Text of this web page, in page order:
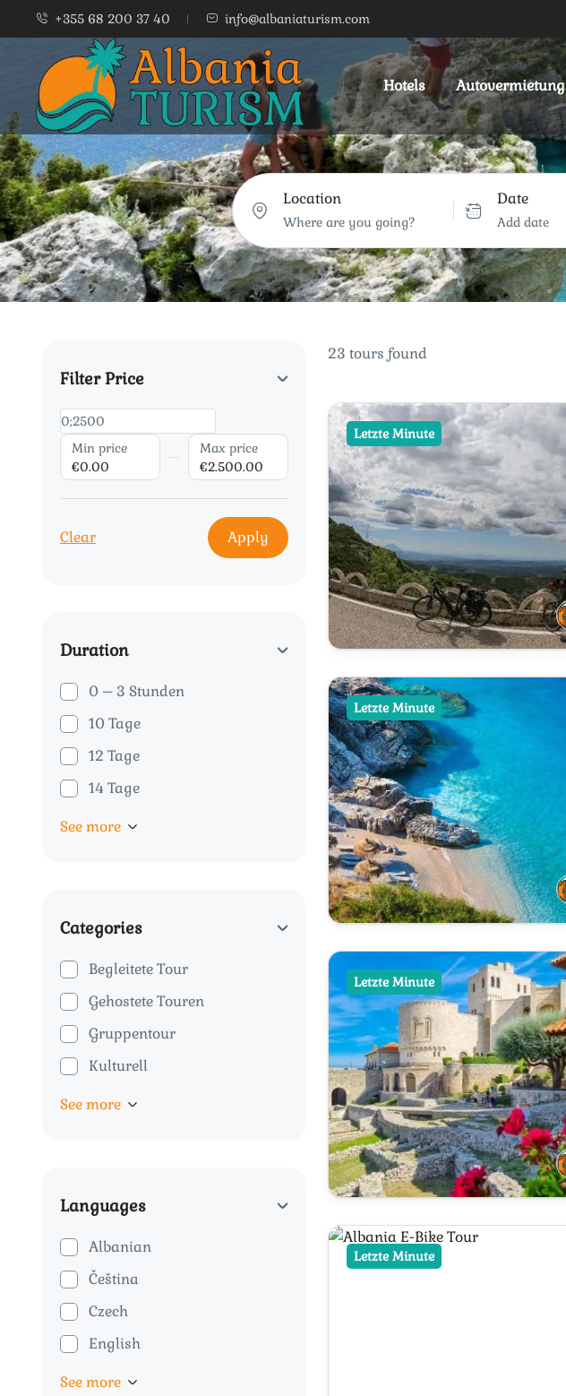
+355 68 200 37 40 info@albaniaturism.com
Hotels Autovermietung
Location Date
Add date
Filter Price
Min price
€0.00
Max price
€2.500.00
Clear Apply
Duration
0 – 3 Stunden
10 Tage
12 Tage
14 Tage
See more
Categories
Begleitete Tour
Gehostete Touren
Gruppentour
Kulturell
See more
Languages
Albanian
Čeština
Czech
English
See more
23 tours found
Letzte Minute
Letzte Minute
Letzte Minute
Letzte Minute